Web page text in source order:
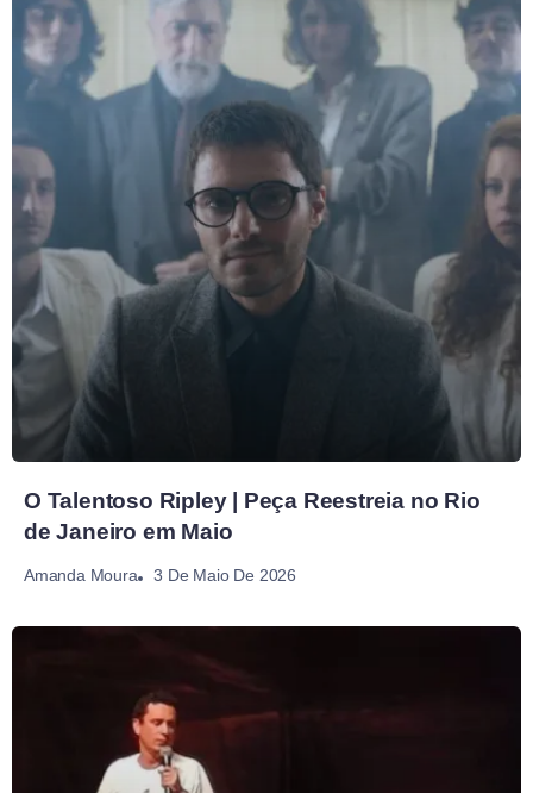
O Talentoso Ripley | Peça Reestreia no Rio
de Janeiro em Maio
Amanda Moura 3 De Maio De 2026